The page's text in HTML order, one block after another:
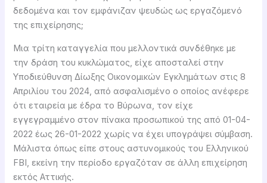
δεδομένα και τον εμφάνιζαν ψευδώς ως εργαζόμενό
της επιχείρησης;
Μια τρίτη καταγγελία που μελλοντικά συνδέθηκε με
την δράση του κυκλώματος, είχε αποσταλεί στην
Υποδιεύθυνση Δίωξης Οικονομικών Εγκλημάτων στις 8
Απριλίου του 2024, από ασφαλισμένο ο οποίος ανέφερε
ότι εταιρεία με έδρα το Βύρωνα, τον είχε
εγγεγραμμένο στον πίνακα προσωπικού της από 01-04-
2022 έως 26-01-2022 χωρίς να έχει υπογράψει σύμβαση.
Μάλιστα όπως είπε στους αστυνομικούς του Ελληνικού
FBI, εκείνη την περίοδο εργαζόταν σε άλλη επιχείρηση
εκτός Αττικής.